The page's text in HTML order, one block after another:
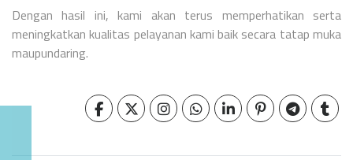
Dengan hasil ini, kami akan terus memperhatikan serta
meningkatkan kualitas pelayanan kami baik secara tatap muka
maupundaring.